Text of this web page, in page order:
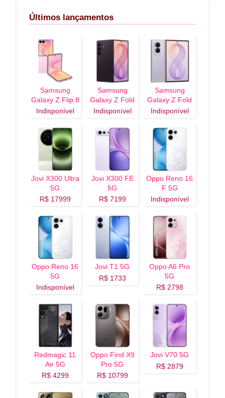
Últimos lançamentos
Samsung
Galaxy Z Flip 8
5G
Indisponível
Samsung
Galaxy Z Fold
8 Ultra 5G
Indisponível
Samsung
Galaxy Z Fold
8 5G
Indisponível
Jovi X300 Ultra
5G
R$ 17999
Jovi X300 FE
5G
R$ 7199
Oppo Reno 16
F 5G
Indisponível
Oppo Reno 16
5G
Indisponível
Jovi T1 5G
R$ 1733
Oppo A6 Pro
5G
R$ 2798
Redmagic 11
Air 5G
R$ 4299
Oppo Find X9
Pro 5G
R$ 10799
Jovi V70 5G
R$ 2879